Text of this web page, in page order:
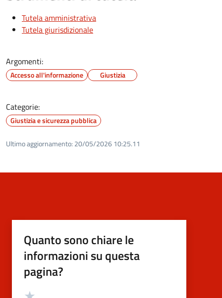
Tutela amministrativa
Tutela giurisdizionale
Argomenti:
Accesso all'informazione Giustizia
Categorie:
Giustizia e sicurezza pubblica
Ultimo aggiornamento: 20/05/2026 10:25.11
Quanto sono chiare le
informazioni su questa
pagina?
Valutazione